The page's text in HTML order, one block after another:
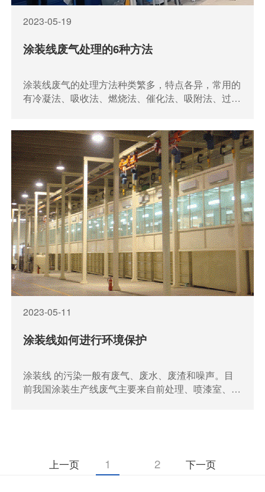
2023-05-19
涂装线废气处理的6种方法
涂装线废气的处理方法种类繁多，特点各异，常用的
有冷凝法、吸收法、燃烧法、催化法、吸附法、过滤
2023-05-11
涂装线如何进行环境保护
涂装线 的污染一般有废气、废水、废渣和噪声。目
前我国涂装生产线废气主要来自前处理、喷漆室、流
上一页 1 2 下一页